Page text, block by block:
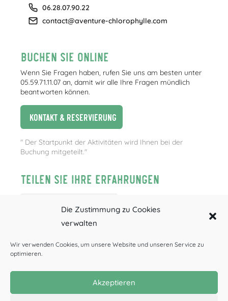
Die Zustimmung zu Cookies
verwalten
Wir verwenden Cookies, um unsere Website und unseren Service zu
optimieren.
Akzeptieren
06.28.07.90.22
contact@aventure-chlorophylle.com
Buchen Sie online
Wenn Sie Fragen haben, rufen Sie uns am besten unter
05.59.71.11.07 an, damit wir alle Ihre Fragen mündlich
beantworten können.
Kontakt & Reservierung
" Der Startpunkt der Aktivitäten wird Ihnen bei der
Buchung mitgeteilt."
Teilen Sie Ihre Erfahrungen
Canyoning Rafting Höhlenforschung